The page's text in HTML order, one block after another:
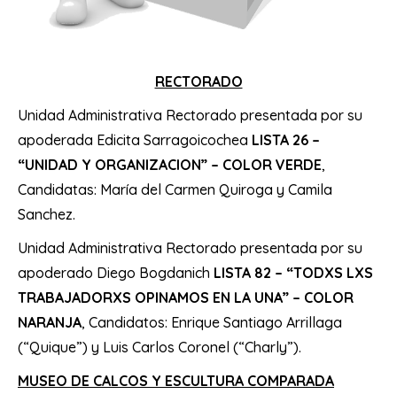
RECTORADO
Unidad Administrativa Rectorado presentada por su
apoderada Edicita Sarragoicochea LISTA 26 –
“UNIDAD Y ORGANIZACION” – COLOR VERDE,
Candidatas: María del Carmen Quiroga y Camila
Sanchez.
Unidad Administrativa Rectorado presentada por su
apoderado Diego Bogdanich LISTA 82 – “TODXS LXS
TRABAJADORXS OPINAMOS EN LA UNA” – COLOR
NARANJA, Candidatos: Enrique Santiago Arrillaga
(“Quique”) y Luis Carlos Coronel (“Charly”).
MUSEO DE CALCOS Y ESCULTURA COMPARADA